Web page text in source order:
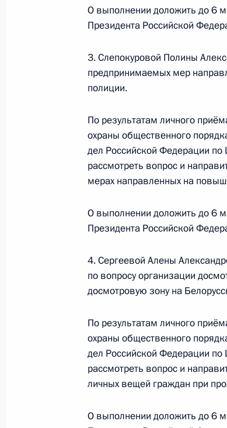
в режиме видео-конференц-
по поручению Президента
Федерации Антоном
по приёму граждан в
3 апреля 2025 года, 15:54
Продлён контроль
в режиме видео-
по поручению Президента
и противодействия
Российской Федерации по
жителя Приморского края,
Федерации начальником
в Приёмной Президента
6 марта 2018 года
3 апреля 2025 года, 15:53
О выполнении доложить до 6
Президента Российской
3. Слепокуровой Полины
предпринимаемых мер
полиции.
По результатам личного
охраны общественного
дел Российской Федерации по
рассмотреть вопрос и
мерах направленных на
О выполнении доложить до 6
Президента Российской
4. Сергеевой Алены
по вопросу организации
досмотровую зону на
По результатам личного
охраны общественного
дел Российской Федерации по
рассмотреть вопрос и
личных вещей граждан при
О выполнении доложить до 6